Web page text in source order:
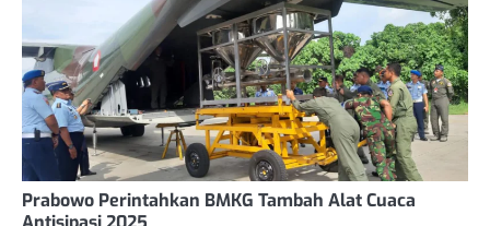
Prabowo Perintahkan BMKG Tambah Alat Cuaca